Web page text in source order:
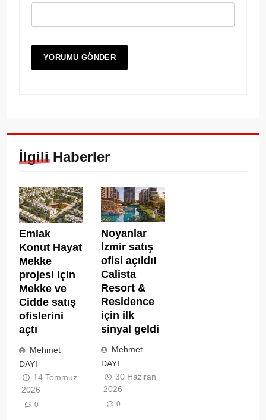
İlgili Haberler
Emlak
Konut Hayat
Mekke
projesi için
Mekke ve
Cidde satış
ofislerini
açtı
Mehmet
DAYI
14 Temmuz
2026
0
Noyanlar
İzmir satış
ofisi açıldı!
Calista
Resort &
Residence
için ilk
sinyal geldi
Mehmet
DAYI
30 Haziran
2026
0